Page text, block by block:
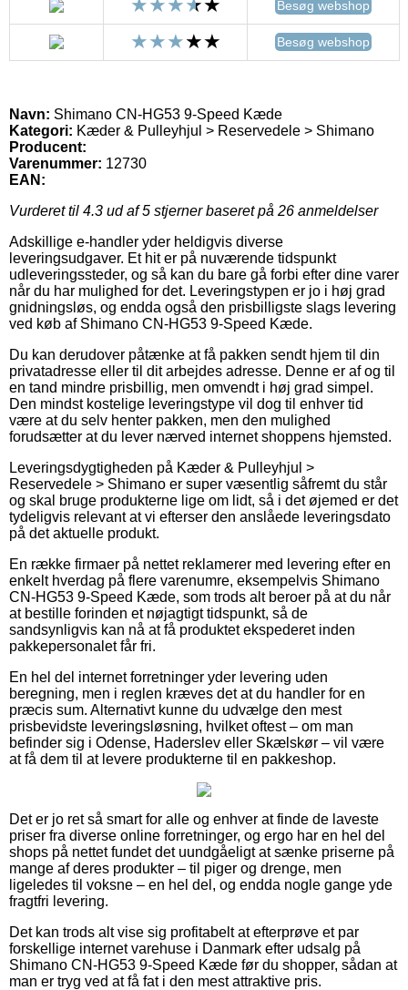
Besøg webshop
Besøg webshop
Navn: Shimano CN-HG53 9-Speed Kæde
Kategori: Kæder & Pulleyhjul > Reservedele > Shimano
Producent:
Varenummer: 12730
EAN:
Vurderet til 4.3 ud af 5 stjerner baseret på 26 anmeldelser
Adskillige e-handler yder heldigvis diverse
leveringsudgaver. Et hit er på nuværende tidspunkt
udleveringssteder, og så kan du bare gå forbi efter dine varer
når du har mulighed for det. Leveringstypen er jo i høj grad
gnidningsløs, og endda også den prisbilligste slags levering
ved køb af Shimano CN-HG53 9-Speed Kæde.
Du kan derudover påtænke at få pakken sendt hjem til din
privatadresse eller til dit arbejdes adresse. Denne er af og til
en tand mindre prisbillig, men omvendt i høj grad simpel.
Den mindst kostelige leveringstype vil dog til enhver tid
være at du selv henter pakken, men den mulighed
forudsætter at du lever nærved internet shoppens hjemsted.
Leveringsdygtigheden på Kæder & Pulleyhjul >
Reservedele > Shimano er super væsentlig såfremt du står
og skal bruge produkterne lige om lidt, så i det øjemed er det
tydeligvis relevant at vi efterser den anslåede leveringsdato
på det aktuelle produkt.
En række firmaer på nettet reklamerer med levering efter en
enkelt hverdag på flere varenumre, eksempelvis Shimano
CN-HG53 9-Speed Kæde, som trods alt beroer på at du når
at bestille forinden et nøjagtigt tidspunkt, så de
sandsynligvis kan nå at få produktet ekspederet inden
pakkepersonalet får fri.
En hel del internet forretninger yder levering uden
beregning, men i reglen kræves det at du handler for en
præcis sum. Alternativt kunne du udvælge den mest
prisbevidste leveringsløsning, hvilket oftest – om man
befinder sig i Odense, Haderslev eller Skælskør – vil være
at få dem til at levere produkterne til en pakkeshop.
Det er jo ret så smart for alle og enhver at finde de laveste
priser fra diverse online forretninger, og ergo har en hel del
shops på nettet fundet det uundgåeligt at sænke priserne på
mange af deres produkter – til piger og drenge, men
ligeledes til voksne – en hel del, og endda nogle gange yde
fragtfri levering.
Det kan trods alt vise sig profitabelt at efterprøve et par
forskellige internet varehuse i Danmark efter udsalg på
Shimano CN-HG53 9-Speed Kæde før du shopper, sådan at
man er tryg ved at få fat i den mest attraktive pris.